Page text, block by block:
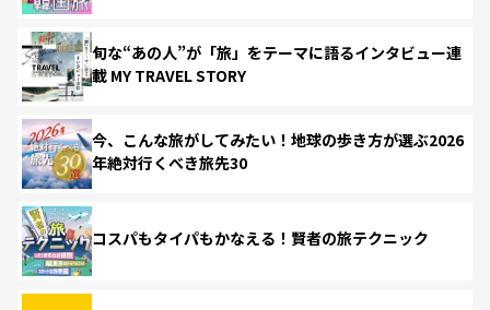
旬な“あの人”が「旅」をテーマに語るインタビュー連
載 MY TRAVEL STORY
今、こんな旅がしてみたい！地球の歩き方が選ぶ2026
年絶対行くべき旅先30
コスパもタイパもかなえる！賢者の旅テクニック